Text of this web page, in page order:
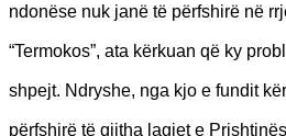
ndonëse nuk janë të përfshirë në
“Termokos”, ata kërkuan që ky
shpejt. Ndryshe, nga kjo e fundit
përfshirë të gjitha lagjet e